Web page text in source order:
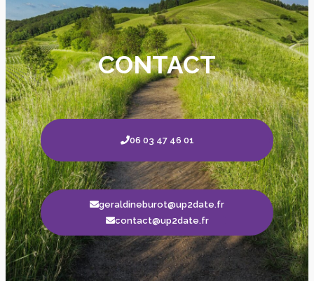
CONTACT
06 03 47 46 01
geraldineburot@up2date.fr
contact@up2date.fr